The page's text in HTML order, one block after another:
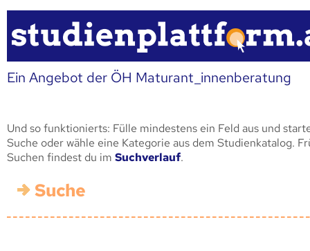
Ein Angebot der ÖH Maturant_innenberatung
Und so funktionierts: Fülle mindestens ein Feld aus und
Suche oder wähle eine Kategorie aus dem Studienkatalog.
Suchen findest du im Suchverlauf.
Suche